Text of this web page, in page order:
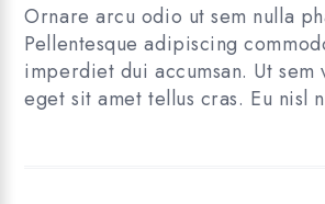
Ornare arcu odio ut sem nulla
Pellentesque adipiscing
imperdiet dui accumsan. Ut
eget sit amet tellus cras. Eu nisl